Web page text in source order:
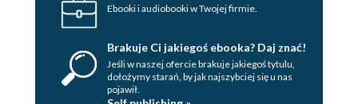
Ebooki i audiobooki w Twojej firmie.
Brakuje Ci jakiegoś ebooka? Daj znać!
Jeśli w naszej ofercie brakuje jakiegoś tytulu,
dołożymy starań, by jak najszybciej się u nas
pojawił.